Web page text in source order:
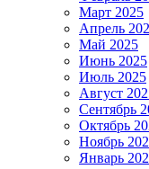
Март 2025
Апрель
Май 2025
Июнь 2025
Июль 2025
Август
Сентябрь
Октябрь
Ноябрь
Январь